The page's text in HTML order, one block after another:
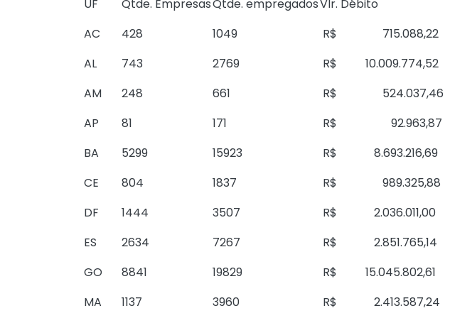
UF Qtde. EmpresasQtde. empregadosVlr. Débito
AC
428 1049
R$ 715.088,22
AL
743 2769
R$ 10.009.774,52
AM
248 661
R$ 524.037,46
AP
81 171
R$ 92.963,87
BA
5299 15923
R$ 8.693.216,69
CE
804 1837
R$ 989.325,88
DF
1444 3507
R$ 2.036.011,00
ES
2634 7267
R$ 2.851.765,14
GO
8841 19829
R$ 15.045.802,61
MA
1137 3960 R$ 2.413.587,24